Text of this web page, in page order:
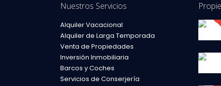
Nuestros Servicios
Alquiler Vacacional
Alquiler de Larga Temporada
Venta de Propiedades
Inversión Inmobiliaria
Barcos y Coches
Servicios de Conserjería